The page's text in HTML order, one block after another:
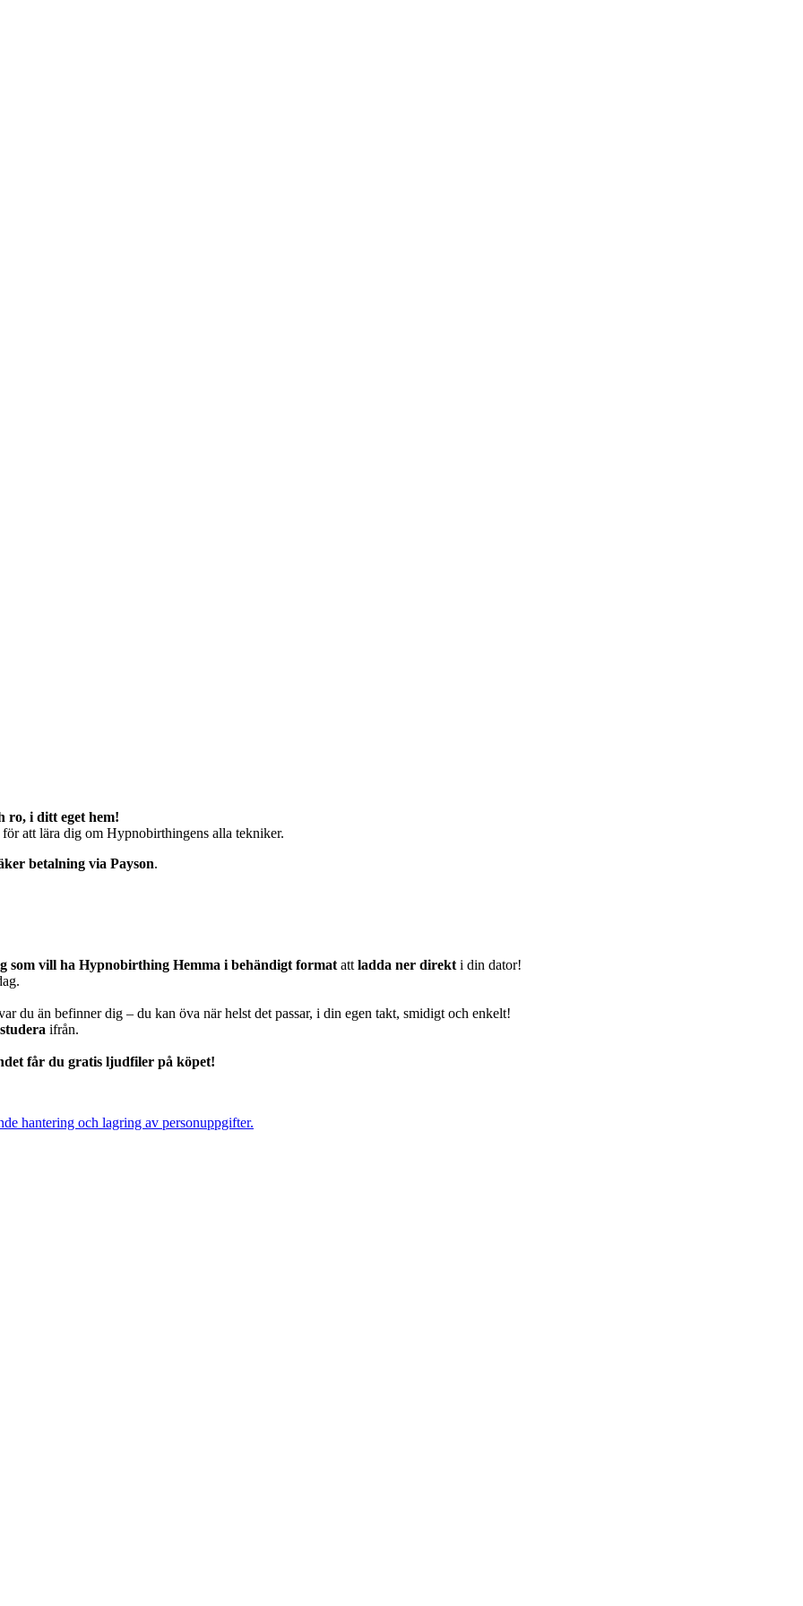
ro, i ditt eget hem!
att lära dig om Hypnobirthingens alla tekniker.
betalning via Payson.
som vill ha Hypnobirthing Hemma i behändigt format att ladda ner direkt i din dator!
du än befinner dig – du kan öva när helst det passar, i din egen takt, smidigt och enkelt!
ifrån.
får du gratis ljudfiler på köpet!
hantering och lagring av personuppgifter.